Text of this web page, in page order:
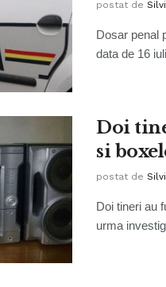
postat de
Dosar penal
data de 16
Doi
si
postat de
Doi tineri au
urma